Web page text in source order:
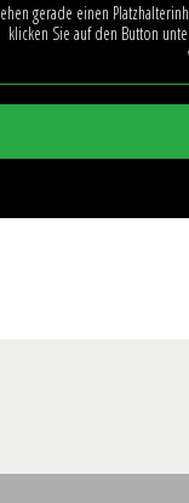
gerade einen
klicken Sie auf den Button